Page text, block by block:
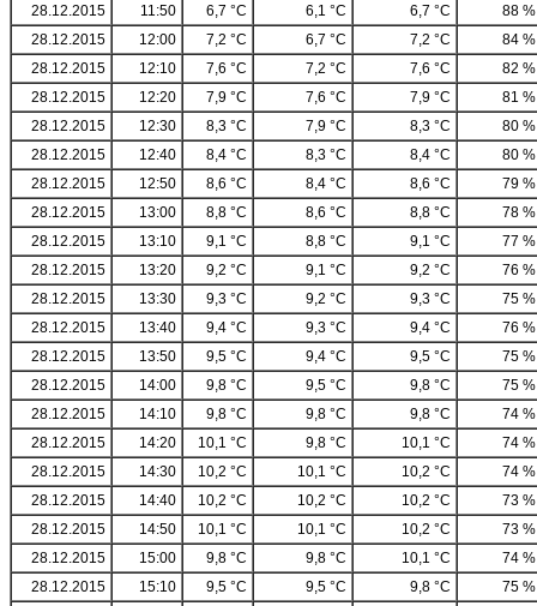
28.12.2015
11:50 6,7 °C 6,1 °C 6,7 °C
88 %
28.12.2015
12:00 7,2 °C 6,7 °C 7,2 °C
84 %
28.12.2015
12:10 7,6 °C 7,2 °C 7,6 °C
82 %
28.12.2015
12:20 7,9 °C 7,6 °C 7,9 °C
81 %
28.12.2015
12:30 8,3 °C 7,9 °C 8,3 °C
80 %
28.12.2015
12:40 8,4 °C 8,3 °C 8,4 °C
80 %
28.12.2015
12:50 8,6 °C 8,4 °C 8,6 °C
79 %
28.12.2015
13:00 8,8 °C 8,6 °C 8,8 °C
78 %
28.12.2015
13:10 9,1 °C 8,8 °C 9,1 °C
77 %
28.12.2015
13:20 9,2 °C 9,1 °C 9,2 °C
76 %
28.12.2015
13:30 9,3 °C 9,2 °C 9,3 °C
75 %
28.12.2015
13:40 9,4 °C 9,3 °C 9,4 °C
76 %
28.12.2015
13:50 9,5 °C 9,4 °C 9,5 °C
75 %
28.12.2015
14:00 9,8 °C 9,5 °C 9,8 °C
75 %
28.12.2015
14:10 9,8 °C 9,8 °C 9,8 °C
74 %
28.12.2015
14:20 10,1 °C 9,8 °C 10,1 °C
74 %
28.12.2015
14:30 10,2 °C 10,1 °C 10,2 °C
74 %
28.12.2015
14:40 10,2 °C 10,2 °C 10,2 °C
73 %
28.12.2015
14:50 10,1 °C 10,1 °C 10,2 °C
73 %
28.12.2015
15:00 9,8 °C 9,8 °C 10,1 °C
74 %
28.12.2015
15:10 9,5 °C 9,5 °C 9,8 °C
75 %